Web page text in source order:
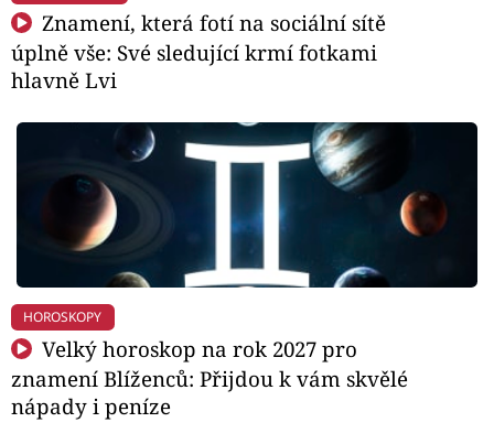
Znamení, která fotí na sociální sítě
úplně vše: Své sledující krmí fotkami
hlavně Lvi
HOROSKOPY
Velký horoskop na rok 2027 pro
znamení Blíženců: Přijdou k vám skvělé
nápady i peníze